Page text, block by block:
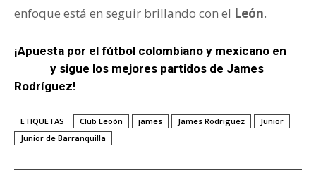
enfoque está en seguir brillando con el León.
¡Apuesta por el fútbol colombiano y mexicano en
y sigue los mejores partidos de James
Rodríguez!
ETIQUETAS Club Leoón james James Rodriguez
Junior
Junior de Barranquilla